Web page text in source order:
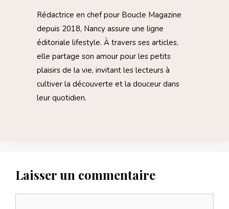
Rédactrice en chef pour Boucle Magazine
depuis 2018, Nancy assure une ligne
éditoriale lifestyle. À travers ses articles,
elle partage son amour pour les petits
plaisirs de la vie, invitant les lecteurs à
cultiver la découverte et la douceur dans
leur quotidien.
Laisser un commentaire